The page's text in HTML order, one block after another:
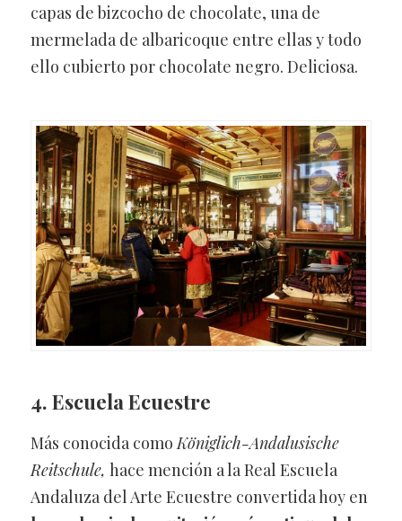
capas de bizcocho de chocolate, una de
mermelada de albaricoque entre ellas y todo
ello cubierto por chocolate negro. Deliciosa.
4. Escuela Ecuestre
Más conocida comoKöniglich-Andalusische
Reitschule, hace mención a la Real Escuela
Andaluza del Arte Ecuestre convertida hoy en